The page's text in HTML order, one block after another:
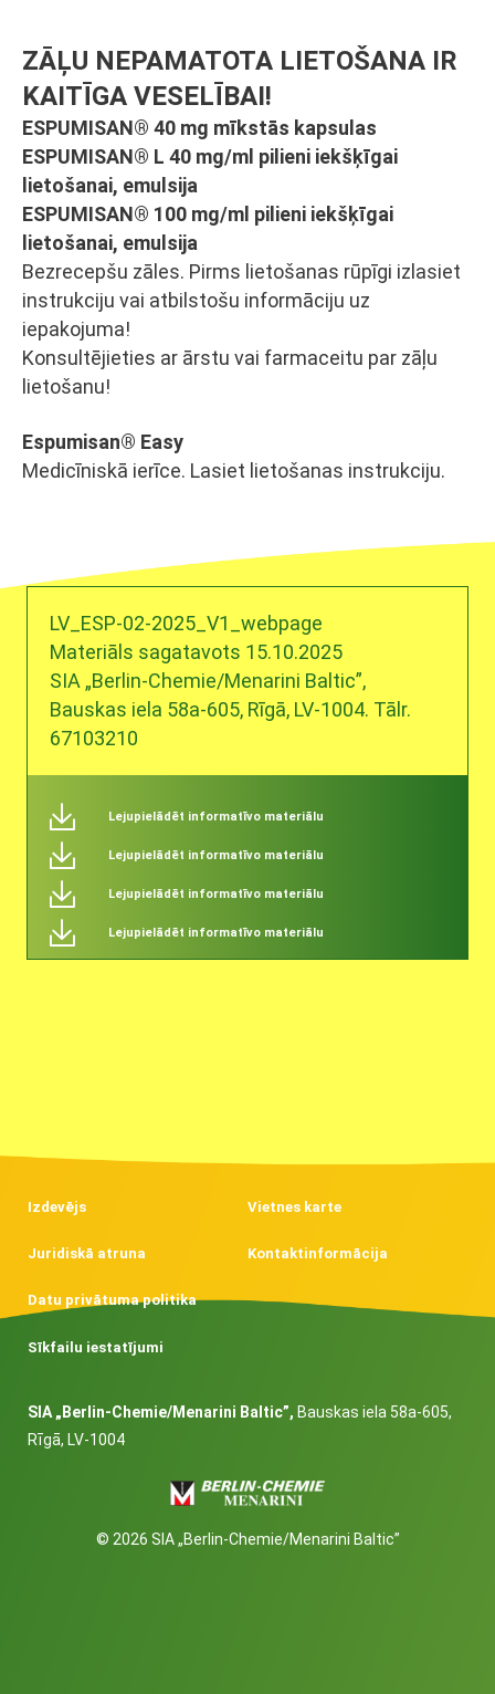
ZĀĻU NEPAMATOTA LIETOŠANA IR
KAITĪGA VESELĪBAI!
ESPUMISAN® 40 mg mīkstās kapsulas
ESPUMISAN® L 40 mg/ml pilieni iekšķīgai
lietošanai, emulsija
ESPUMISAN® 100 mg/ml pilieni iekšķīgai
lietošanai, emulsija
Bezrecepšu zāles. Pirms lietošanas rūpīgi izlasiet
instrukciju vai atbilstošu informāciju uz
iepakojuma!
Konsultējieties ar ārstu vai farmaceitu par zāļu
lietošanu!
Espumisan® Easy
Medicīniskā ierīce. Lasiet lietošanas instrukciju.
LV_ESP-02-2025_V1_webpage
Materiāls sagatavots 15.10.2025
SIA „Berlin-Chemie/Menarini Baltic”,
Bauskas iela 58a-605, Rīgā, LV-1004. Tālr.
67103210
Lejupielādēt informatīvo materiālu
Lejupielādēt informatīvo materiālu
Lejupielādēt informatīvo materiālu
Lejupielādēt informatīvo materiālu
Izdevējs Vietnes karte
Juridiskā atruna Kontaktinformācija
Datu privātuma politika
Sīkfailu iestatījumi
SIA „Berlin-Chemie/Menarini Baltic”, Bauskas iela 58a-605,
Rīgā, LV-1004
© 2026 SIA „Berlin-Chemie/Menarini Baltic”